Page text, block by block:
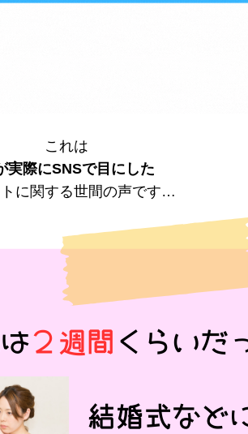
これは
実際にSNSで目にした
に関する世間の声です…